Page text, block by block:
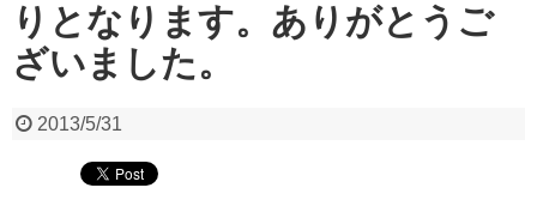
りとなります。ありがとうご
ざいました。
2013/5/31